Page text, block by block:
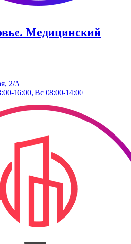
Медицинский
2/А
16:00, Вс 08:00-14:00